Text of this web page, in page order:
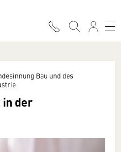
Bau und des
in der